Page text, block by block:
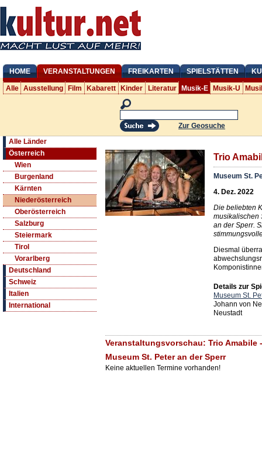
HOME VERANSTALTUNGEN FREIKARTEN SPIELSTÄTTEN
Alle Ausstellung Film Kabarett Kinder Literatur Musik-E Musik-U
Zur Geosuche
Alle Länder
Österreich
Wien
Burgenland
Kärnten
Niederösterreich
Oberösterreich
Salzburg
Steiermark
Tirol
Vorarlberg
Deutschland
Schweiz
Italien
International
Trio
Museum St.
4. Dez. 2022
Die beliebten
musikalischen
an der Sperr.
Diesmal
Details zur
Museum St.
Johann von
Neustadt
Veranstaltungsvorschau: Trio Amabile
Museum St. Peter an der Sperr
Keine aktuellen Termine vorhanden!